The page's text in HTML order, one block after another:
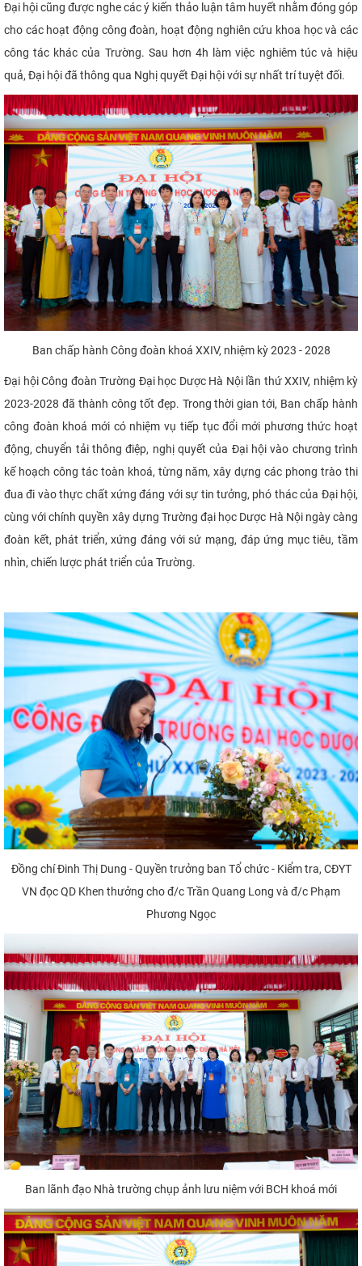
Đại hội cũng được nghe các ý kiến thảo luận tâm huyết nhằm đóng góp
cho các hoạt động công đoàn, hoạt động nghiên cứu khoa học và các
công tác khác của Trường. Sau hơn 4h làm việc nghiêm túc và hiệu
quả, Đại hội đã thông qua Nghị quyết Đại hội với sự nhất trí tuyệt đối.
Ban chấp hành Công đoàn khoá XXIV, nhiệm kỳ 2023 - 2028
Đại hội Công đoàn Trường Đại học Dược Hà Nội lần thứ XXIV, nhiệm kỳ
2023-2028 đã thành công tốt đẹp. Trong thời gian tới, Ban chấp hành
công đoàn khoá mới có nhiệm vụ tiếp tục đổi mới phương thức hoạt
động, chuyển tải thông điệp, nghị quyết của Đại hội vào chương trình
kế hoạch công tác toàn khoá, từng năm, xây dựng các phong trào thi
đua đi vào thực chất xứng đáng với sự tin tưởng, phó thác của Đại hội,
cùng với chính quyền xây dựng Trường đại học Dược Hà Nội ngày càng
đoàn kết, phát triển, xứng đáng với sứ mạng, đáp ứng mục tiêu, tầm
nhìn, chiến lược phát triển của Trường.
Đồng chí Đinh Thị Dung - Quyền trưởng ban Tổ chức - Kiểm tra, CĐYT
VN đọc QD Khen thưởng cho đ/c Trần Quang Long và đ/c Phạm
Phương Ngọc
Ban lãnh đạo Nhà trường chụp ảnh lưu niệm với BCH khoá mới